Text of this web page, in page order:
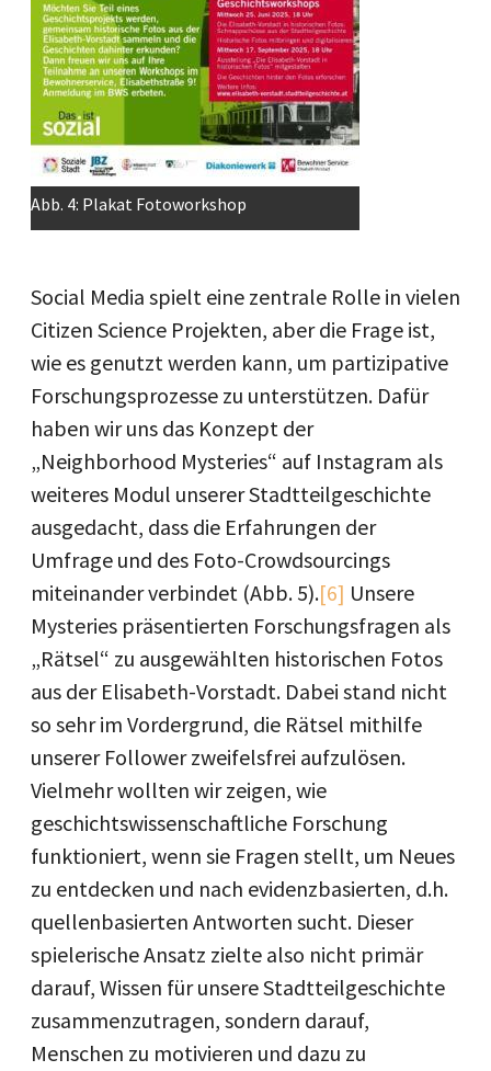
Abb. 4: Plakat Fotoworkshop
Social Media spielt eine zentrale Rolle in vielen
Citizen Science Projekten, aber die Frage ist,
wie es genutzt werden kann, um partizipative
Forschungsprozesse zu unterstützen. Dafür
haben wir uns das Konzept der
„Neighborhood Mysteries“ auf Instagram als
weiteres Modul unserer Stadtteilgeschichte
ausgedacht, dass die Erfahrungen der
Umfrage und des Foto-Crowdsourcings
miteinander verbindet (Abb. 5).[6] Unsere
Mysteries präsentierten Forschungsfragen als
„Rätsel“ zu ausgewählten historischen Fotos
aus der Elisabeth-Vorstadt. Dabei stand nicht
so sehr im Vordergrund, die Rätsel mithilfe
unserer Follower zweifelsfrei aufzulösen.
Vielmehr wollten wir zeigen, wie
geschichtswissenschaftliche Forschung
funktioniert, wenn sie Fragen stellt, um Neues
zu entdecken und nach evidenzbasierten, d.h.
quellenbasierten Antworten sucht. Dieser
spielerische Ansatz zielte also nicht primär
darauf, Wissen für unsere Stadtteilgeschichte
zusammenzutragen, sondern darauf,
Menschen zu motivieren und dazu zu